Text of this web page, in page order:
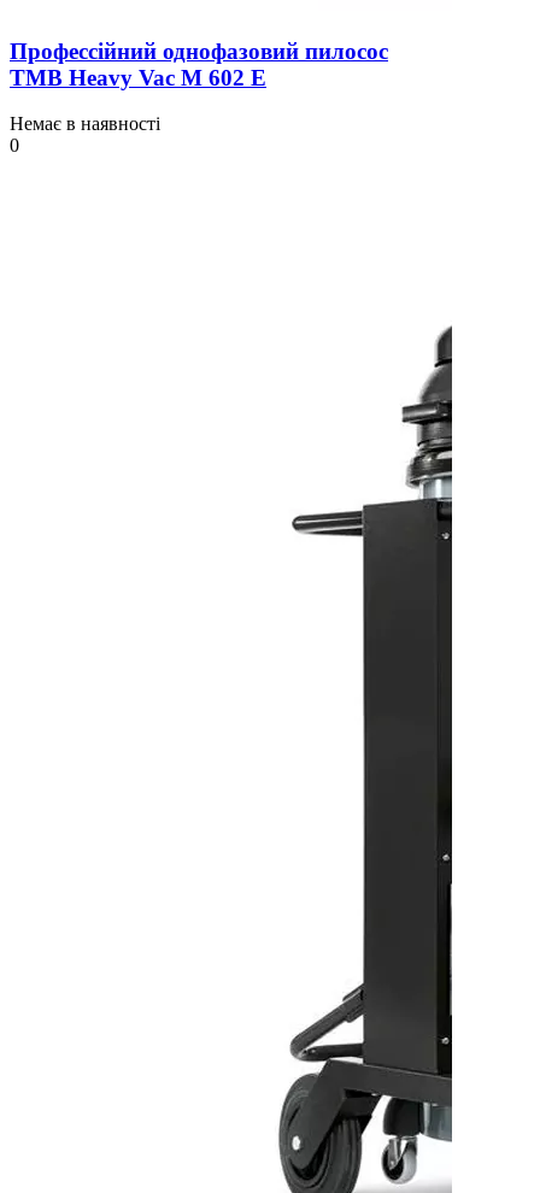
Профессійний однофазовий пилосос
TMB Heavy Vac М 602 Е
Немає в наявності
0